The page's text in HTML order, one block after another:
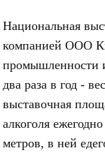
Национальная
компанией ООО
промышленности
два раза в год -
выставочная
алкоголя
метров, в ней